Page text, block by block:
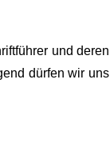
und deren
dürfen wir uns